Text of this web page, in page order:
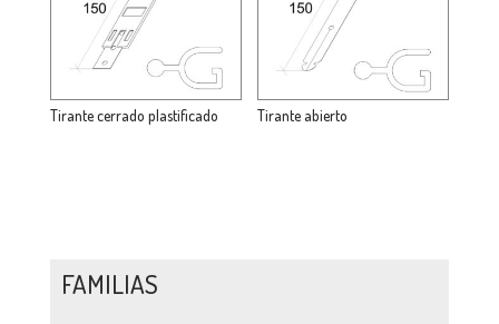
Tirante cerrado plastificado Tirante abierto
FAMILIAS